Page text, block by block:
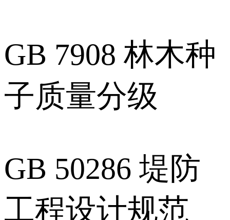
GB 7908 林木种
子质量分级
GB 50286 堤防
工程设计规范